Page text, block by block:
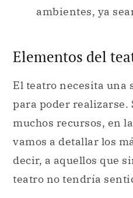
ambientes, ya
Elementos del
El teatro necesita una
para poder realizarse.
muchos recursos, en
vamos a detallar los
decir, a aquellos que
teatro no tendría